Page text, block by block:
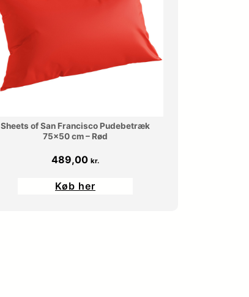
Sheets of San Francisco Pudebetræk
75×50 cm – Rød
489,00 kr.
Køb her